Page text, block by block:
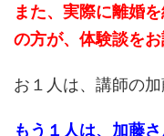
また、実際に離婚
の方が、体験談をお
お１人は、講師の加
もう１人は、加藤